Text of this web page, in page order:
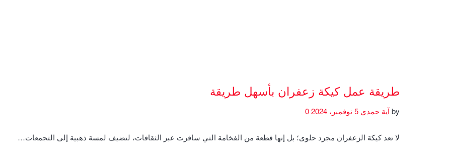
طريقة عمل كيكة زعفران بأسهل طريقة
byآية حمدي
لا تعد كيكة الزعفران مجرد حلوى؛ بل إنها قطعة من الفخامة التي سافرت عبر الثقافات، لتضيف لمسة ذهبية إلى التجمعات…